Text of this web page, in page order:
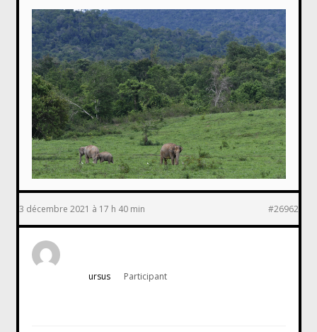
3 décembre 2021 à 17 h 40 min #26962
ursus Participant